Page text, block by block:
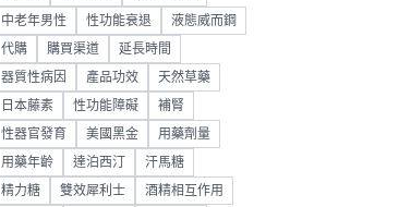
中老年男性 性功能衰退 液態威而鋼
代購 購買渠道 延長時間
器質性病因 產品功效 天然草藥
日本藤素 性功能障礙 補腎
性器官發育 美國黑金 用藥劑量
用藥年齡 達泊西汀 汗馬糖
精力糖 雙效犀利士 酒精相互作用